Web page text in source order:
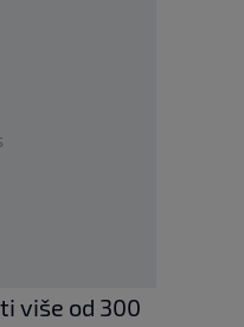
više od 300